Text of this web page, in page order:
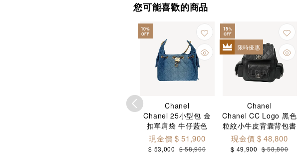
您可能喜歡的商品
10%
OFF
Chanel
Chanel 25小型包 金
扣單肩袋 牛仔藍色
AS5293
現金價 $ 51,900
$ 53,000 $ 58,900
15%
OFF
限時優惠
Chanel
Chanel CC Logo 黑色
粒紋小牛皮背囊背包書
包 AS4399
現金價 $ 48,800
$ 49,900 $ 58,800